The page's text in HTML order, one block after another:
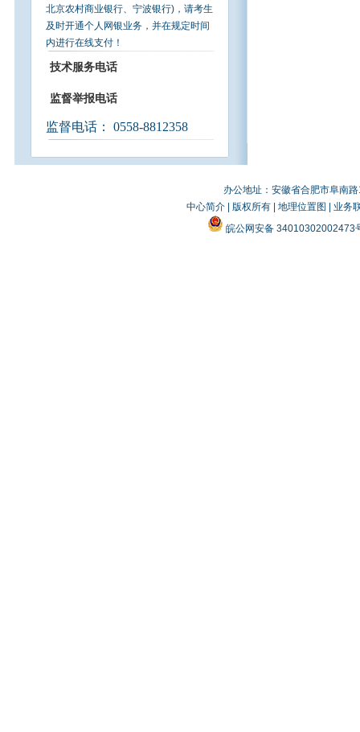
北京农村商业银行、宁波银行)，请考生
及时开通个人网银业务，并在规定时间
内进行在线支付！
技术服务电话
监督举报电话
监督电话： 0558-8812358
办公地址：安徽省合肥市阜南
中心简介| 版权所有| 地理位置图
业务
皖公网安备 34010302002473